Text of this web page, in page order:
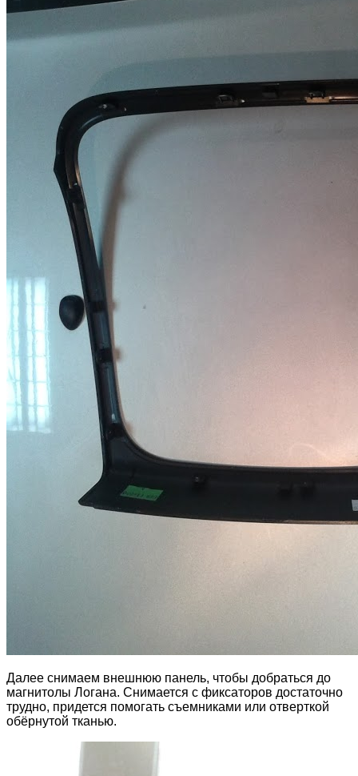
Далее снимаем внешнюю панель, чтобы добраться до
магнитолы Логана. Снимается с фиксаторов достаточно
трудно, придется помогать съемниками или отверткой
обёрнутой тканью.